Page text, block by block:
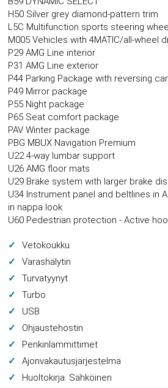
H50 Silver grey diamond-pattern trim
L5C Multifunction sports steering
M005 Vehicles with 4MATIC/all-wheel
P29 AMG Line interior
P31 AMG Line exterior
P44 Parking Package with reversing
P49 Mirror package
P55 Night package
P65 Seat comfort package
PAV Winter package
PBG MBUX Navigation Premium
U22 4-way lumbar support
U26 AMG floor mats
U29 Brake system with larger brake
U34 Instrument panel and beltlines in
in nappa look
U60 Pedestrian protection - Active
Vetokoukku
Varashälytin
Turvatyynyt
Turbo
USB
Ohjaustehostin
Penkinlämmittimet
Ajonvakautusjärjestelmä
Huoltokirja: Sähköinen